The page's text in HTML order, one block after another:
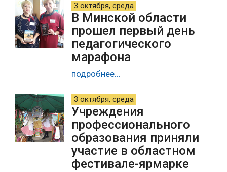
3 октября, среда
В Минской области
прошел первый день
педагогического
марафона
подробнее...
3 октября, среда
Учреждения
профессионального
образования приняли
участие в областном
фестивале-ярмарке